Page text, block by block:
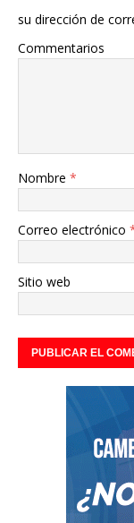
su dirección de
Commentarios
Nombre *
Correo electrónico
Sitio web